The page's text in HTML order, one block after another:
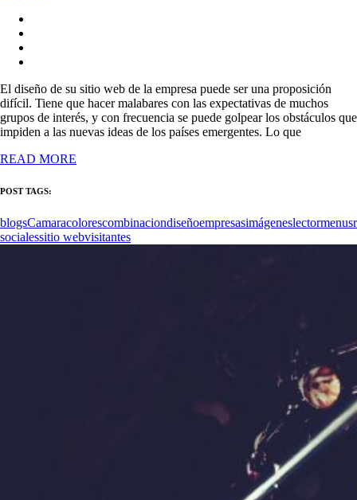
El diseño de su sitio web de la empresa puede ser una proposición
difícil. Tiene que hacer malabares con las expectativas de muchos
grupos de interés, y con frecuencia se puede golpear los obstáculos que
impiden a las nuevas ideas de los países emergentes. Lo que
READ MORE
POST TAGS:
blogsCamaracolorescombinaciondiseñoempresasimágeneslectormenus
socialessitio webvisitantes